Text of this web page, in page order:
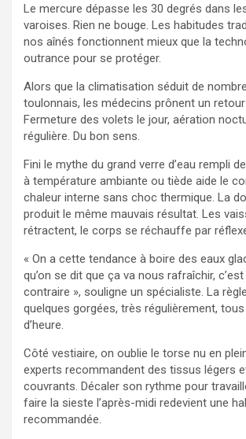
Le mercure dépasse les 30 degrés dans
varoises. Rien ne bouge. Les habitudes
nos aînés fonctionnent mieux que la
outrance pour se protéger.
Alors que la climatisation séduit de
toulonnais, les médecins prônent un
Fermeture des volets le jour, aération
régulière. Du bon sens.
Fini le mythe du grand verre d’eau rempli
à température ambiante ou tiède aide le
chaleur interne sans choc thermique. La
produit le même mauvais résultat. Les
rétractent, le corps se réchauffe par
« On a cette tendance à boire des eaux
qu’on se dit que ça va nous rafraîchir,
contraire », souligne un spécialiste. La
quelques gorgées, très régulièrement,
d’heure.
Côté vestiaire, on oublie le torse nu en
experts recommandent des tissus légers
couvrants. Décaler son rythme pour
faire la sieste l’après-midi redevient une
recommandée.